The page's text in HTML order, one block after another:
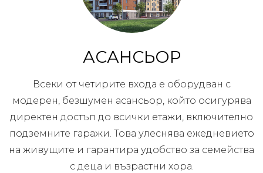
АСАНСЬОР
Всеки от четирите входа е оборудван с
модерен, безшумен асансьор, който осигурява
директен достъп до всички етажи, включително
подземните гаражи. Това улеснява ежедневието
на живущите и гарантира удобство за семейства
с деца и възрастни хора.